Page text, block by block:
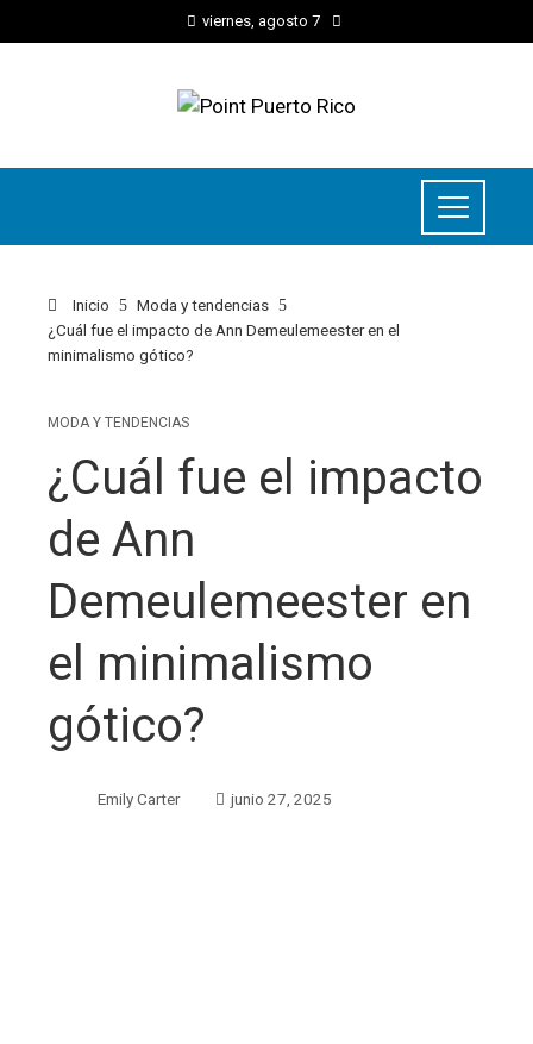
viernes, agosto 7
Inicio
Moda y tendencias
¿Cuál fue el impacto de Ann Demeulemeester en el
minimalismo gótico?
MODA Y TENDENCIAS
¿Cuál fue el impacto
de Ann
Demeulemeester en
el minimalismo
gótico?
Emily Carter junio 27, 2025